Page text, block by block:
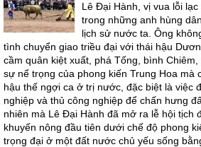
Lê Đại Hành, vị vua lỗi
trong những anh hùng
lịch sử nước ta. Ông
tình chuyển giao triều đại với thái hậu
cầm quân kiệt xuất, phá Tống, bình
sự nể trọng của phong kiến Trung Hoa mà
hậu thế ngợi ca ở trị nước, đặc biệt là việc
nghiệp và thủ công nghiệp để chấn hưng
nhiên mà Lê Đại Hành đã mở ra lễ hội tịch
khuyến nông đầu tiên dưới chế độ phong
trọng đại ở một đất nước chủ yếu sống